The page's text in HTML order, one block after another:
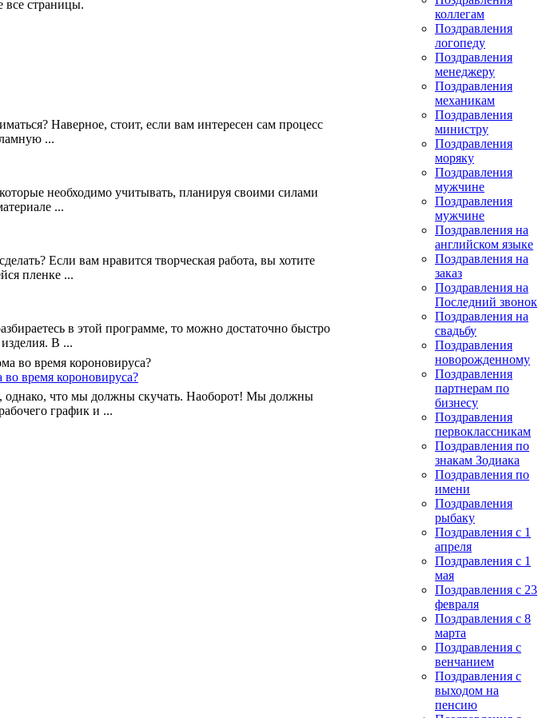
все страницы.
Наверное, стоит, если вам интересен сам процесс
...
необходимо учитывать, планируя своими силами
...
Если вам нравится творческая работа, вы хотите
пленке ...
в этой программе, то можно достаточно быстро
В ...
время короновируса?
однако, что мы должны скучать. Наоборот! Мы должны
график и ...
коллегам
Поздравления
логопеду
Поздравления
менеджеру
Поздравления
механикам
Поздравления
министру
Поздравления
моряку
Поздравления
мужчине
Поздравления
мужчине
Поздравления на
английском языке
Поздравления на
заказ
Поздравления на
Последний звонок
Поздравления на
свадьбу
Поздравления
новорожденному
Поздравления
партнерам по
бизнесу
Поздравления
первоклассникам
Поздравления по
знакам Зодиака
Поздравления по
имени
Поздравления
рыбаку
Поздравления с 1
апреля
Поздравления с 1
мая
Поздравления с 23
февраля
Поздравления с 8
марта
Поздравления с
венчанием
Поздравления с
выходом на
пенсию